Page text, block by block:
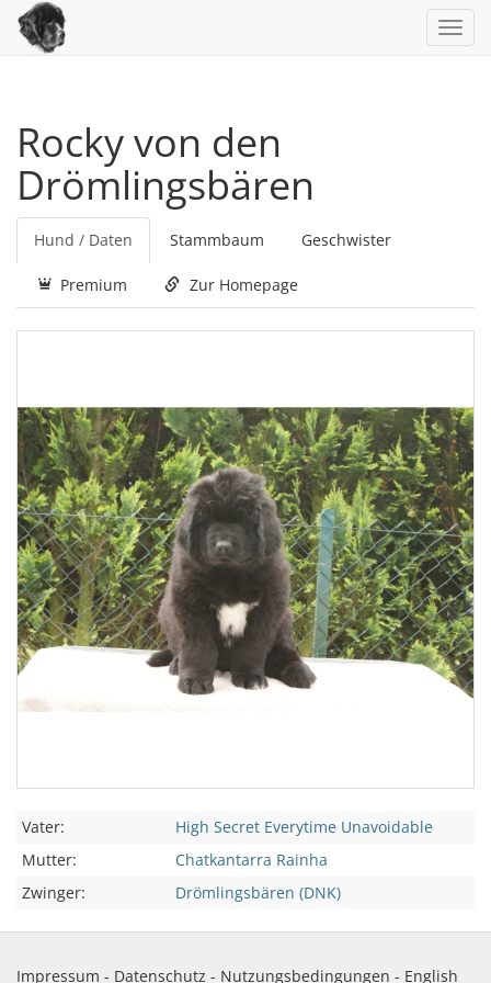
Rocky von den
Drömlingsbären
Hund / Daten Stammbaum Geschwister
Premium Zur Homepage
Vater:
High Secret Everytime Unavoidable
Mutter:
Chatkantarra Rainha
Zwinger:
Drömlingsbären (DNK)
Impressum - Datenschutz - Nutzungsbedingungen - English